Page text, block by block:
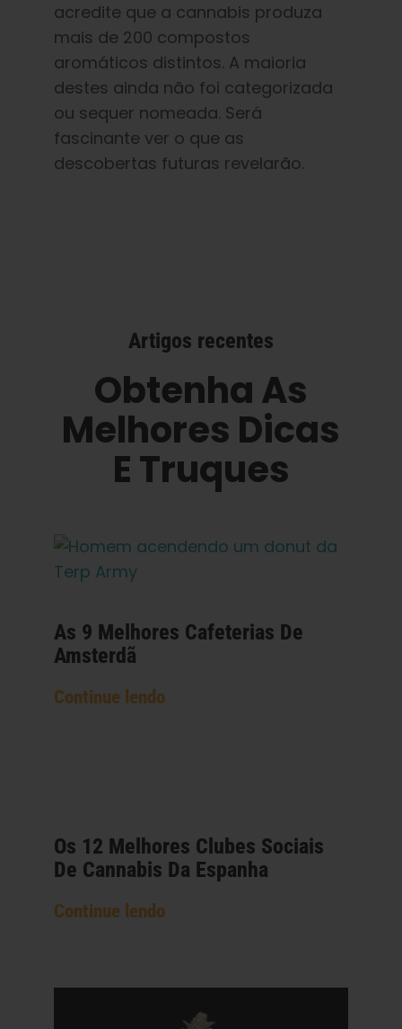
acredite que a cannabis produza
mais de 200 compostos
aromáticos distintos. A maioria
destes ainda não foi categorizada
ou sequer nomeada. Será
fascinante ver o que as
descobertas futuras revelarão.
Artigos recentes
Obtenha As
Melhores Dicas
E Truques
As 9 Melhores Cafeterias De
Amsterdã
Continue lendo
Os 12 Melhores Clubes Sociais
De Cannabis Da Espanha
Continue lendo